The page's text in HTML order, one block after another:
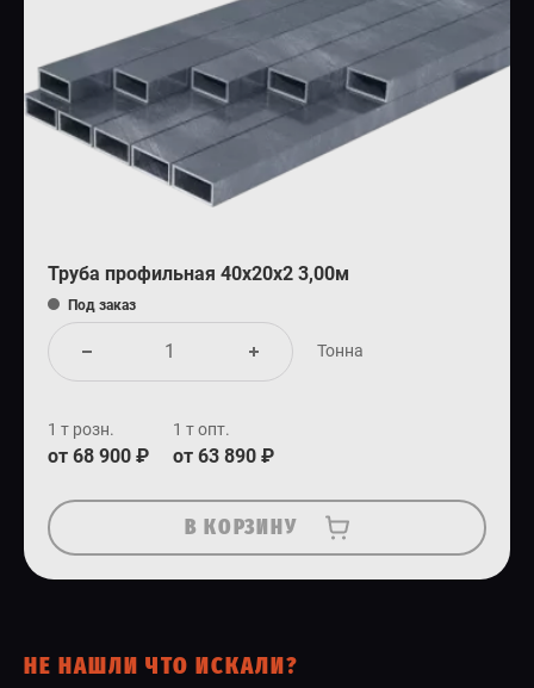
Труба профильная 40х20х2 3,00м
Под заказ
Тонна
1 т розн.
от 68 900 ₽
1 т опт.
от 63 890 ₽
В КОРЗИНУ
НЕ НАШЛИ ЧТО ИСКАЛИ?